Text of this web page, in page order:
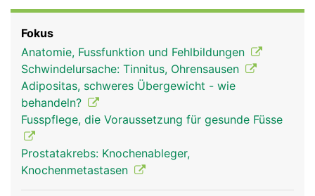
Organe und Blutbildung im Knochemark.
Fokus
Anatomie, Fussfunktion und Fehlbildungen
Schwindelursache: Tinnitus, Ohrensausen
Adipositas, schweres Übergewicht - wie
behandeln?
Fusspflege, die Voraussetzung für gesunde Füsse
Prostatakrebs: Knochenableger,
Knochenmetastasen